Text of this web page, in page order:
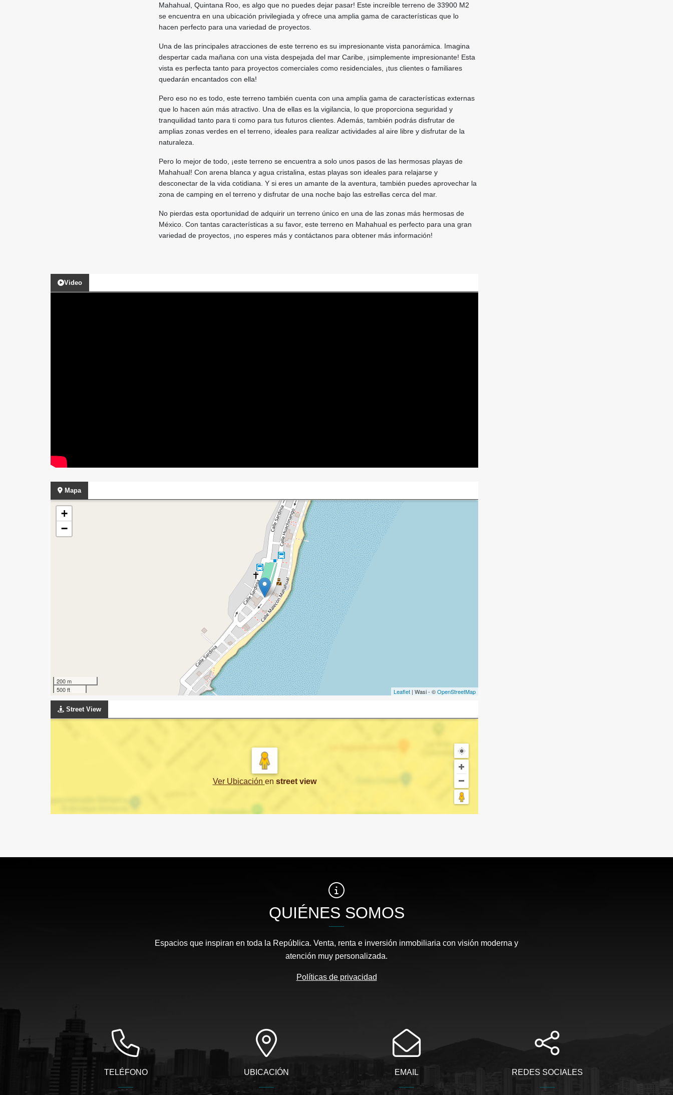
Mahahual, Quintana Roo, es algo que no puedes dejar pasar! Este increíble terreno de 33900 M2
se encuentra en una ubicación privilegiada y ofrece una amplia gama de características que lo
hacen perfecto para una variedad de proyectos.
Una de las principales atracciones de este terreno es su impresionante vista panorámica. Imagina
despertar cada mañana con una vista despejada del mar Caribe, ¡simplemente impresionante! Esta
vista es perfecta tanto para proyectos comerciales como residenciales, ¡tus clientes o familiares
quedarán encantados con ella!
Pero eso no es todo, este terreno también cuenta con una amplia gama de características externas
que lo hacen aún más atractivo. Una de ellas es la vigilancia, lo que proporciona seguridad y
tranquilidad tanto para ti como para tus futuros clientes. Además, también podrás disfrutar de
amplias zonas verdes en el terreno, ideales para realizar actividades al aire libre y disfrutar de la
naturaleza.
Pero lo mejor de todo, ¡este terreno se encuentra a solo unos pasos de las hermosas playas de
Mahahual! Con arena blanca y agua cristalina, estas playas son ideales para relajarse y
desconectar de la vida cotidiana. Y si eres un amante de la aventura, también puedes aprovechar la
zona de camping en el terreno y disfrutar de una noche bajo las estrellas cerca del mar.
No pierdas esta oportunidad de adquirir un terreno único en una de las zonas más hermosas de
México. Con tantas características a su favor, este terreno en Mahahual es perfecto para una gran
variedad de proyectos, ¡no esperes más y contáctanos para obtener más información!
Video
Mapa
+
−
200 m
500 ft
Leaflet | Wasi - ©OpenStreetMap
Street View
Ver Ubicación en street view
QUIÉNES SOMOS
Espacios que inspiran en toda la República. Venta, renta e inversión inmobiliaria con visión moderna y
atención muy personalizada.
Políticas de privacidad
TELÉFONO UBICACIÓN EMAIL REDES SOCIALES